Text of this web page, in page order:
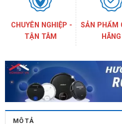
CHUYÊN NGHIỆP -
TẬN TÂM
SẢN PHẨM
HÃNG
MÔ TẢ